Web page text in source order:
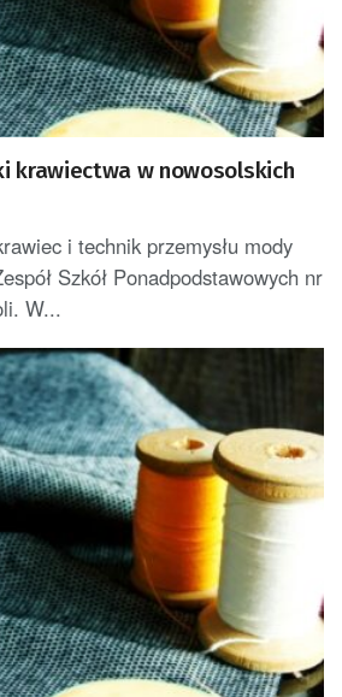
krawiectwa w nowosolskich
i technik przemysłu mody
Szkół Ponadpodstawowych nr
W...